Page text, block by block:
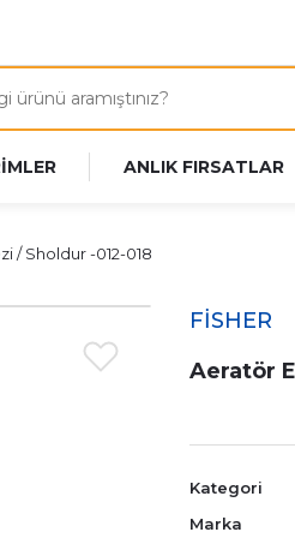
ANLIK FIRSATLAR
/ Sholdur -012-018
FİSHER
Aeratör
Kategori
Marka